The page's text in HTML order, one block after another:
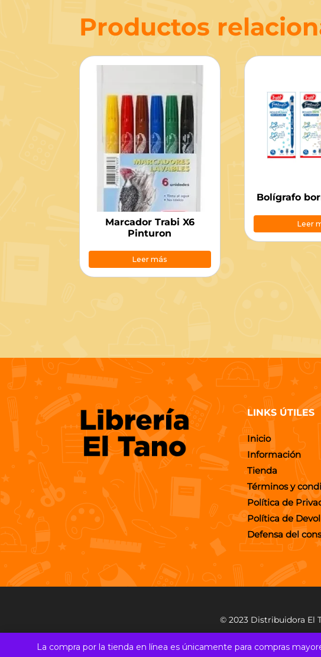
La compra por la tienda en línea es únicamente para compras
Productos
Marcador Trabi X6
Pinturon
Leer más
Bolígrafo
Leer
LINKS ÚTILES
Inicio
Información
Tienda
Términos y
Política de
Política de
Defensa del
© 2023 Distribuidora El